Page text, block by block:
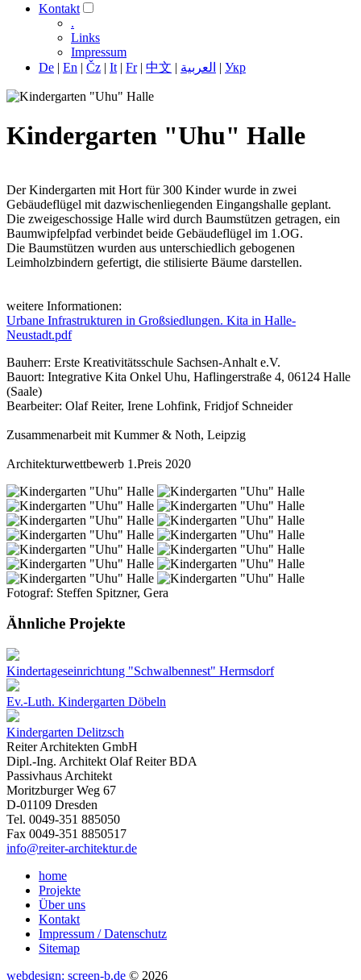
Kontakt
.
Links
Impressum
De | En | Čz | It | Fr| 中文 | العربية | Укр
Kindergarten "Uhu" Halle
Der Kindergarten mit Hort für 300 Kinder wurde in zwei
Gebäudeflügel mit dazwischenliegenden Eingangshalle geplant.
Die zweigeschossige Halle wird durch Baumstützen getragen, ein
Baumwipfelpfad verbindet beide Gebäudeflügel im 1.OG.
Die Baumstützen wurden aus unterschiedlich gebogenen
Leimholzbindern gefertigt, die stilisierte Bäume darstellen.
weitere Informationen:
Urbane Infrastrukturen in Großsiedlungen. Kita in Halle-
Neustadt.pdf
Bauherr: Erste Kreativitätsschule Sachsen-Anhalt e.V.
Bauort: Integrative Kita Onkel Uhu, Haflingerstraße 4, 06124 Halle
(Saale)
Bearbeiter: Olaf Reiter, Irene Lohfink, Fridjof Schneider
Zusammenarbeit mit Kummer & Noth, Leipzig
Architekturwettbewerb 1.Preis 2020
Fotograf: Steffen Spitzner, Gera
Ähnliche Projekte
Kindertageseinrichtung "Schwalbennest" Hermsdorf
Ev.-Luth. Kindergarten Döbeln
Kindergarten Delitzsch
Reiter Architekten GmbH
Dipl.-Ing. Architekt Olaf Reiter BDA
Passivhaus Architekt
Moritzburger Weg 67
D-01109 Dresden
Tel. 0049-351 885050
Fax 0049-351 8850517
info@reiter-architektur.de
home
Projekte
Über uns
Kontakt
Impressum / Datenschutz
Sitemap
webdesign: screen-b.de © 2026